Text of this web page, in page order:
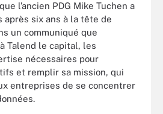
l’ancien PDG Mike Tuchen a
six ans à la tête de
un communiqué que
Talend le capital, les
nécessaires pour
et remplir sa mission, qui
entreprises de se concentrer